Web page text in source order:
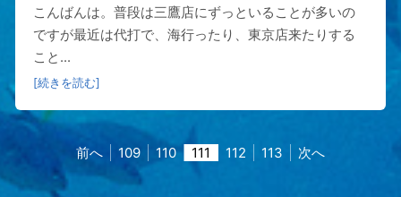
こんばんは。普段は三鷹店にずっといることが多いの
ですが最近は代打で、海行ったり、東京店来たりする
こと...
[続きを読む]
前へ 109 110 111 112 113 次へ